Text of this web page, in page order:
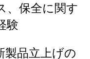
、保全に関す
験
製品立上げの